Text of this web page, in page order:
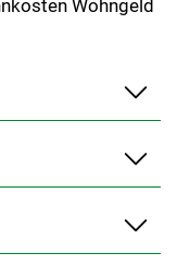
Wohngeld